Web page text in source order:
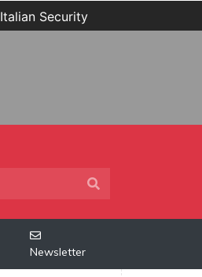
Italian Security
Newsletter